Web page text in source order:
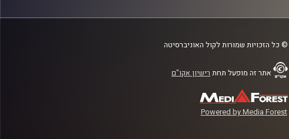
© כל הזכויות שמורות לקול האוניברסיטה
אתר זה מופעל תחת רישיון אקו"ם
Powered by Media Forest